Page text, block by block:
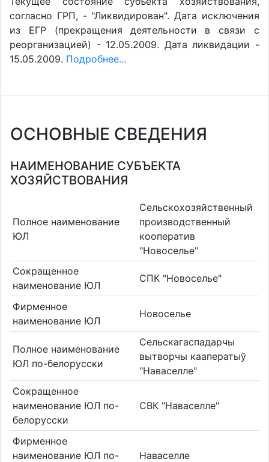
согласно ГРП, - "Ликвидирован". Дата исключения
из ЕГР (прекращения деятельности в связи с
реорганизацией) - 12.05.2009. Дата ликвидации -
15.05.2009. Подробнее...
ОСНОВНЫЕ СВЕДЕНИЯ
НАИМЕНОВАНИЕ СУБЪЕКТА
ХОЗЯЙСТВОВАНИЯ
Полное наименование
ЮЛ
Сельскохозяйственный
производственный
кооператив
"Новоселье"
Сокращенное
наименование ЮЛ
СПК "Новоселье"
Фирменное
наименование ЮЛ
Новоселье
Полное наименование
ЮЛ по-белорусски
Сельскагаспадарчы
вытворчы кааператыў
"Наваселле"
Сокращенное
наименование ЮЛ по-
белорусски
СВК "Наваселле"
Фирменное
наименование ЮЛ по-
Наваселле